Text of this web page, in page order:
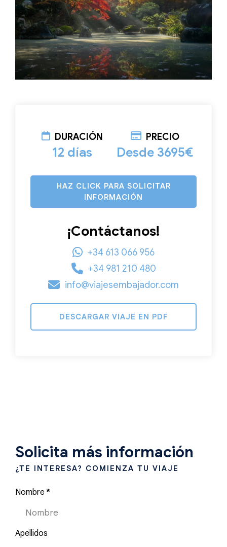
DURACIÓN
12 días
PRECIO
Desde 3695€
HAZ CLICK PARA SOLICITAR
INFORMACIÓN
¡Contáctanos!
+34 613 066 956
+34 981 210 480
info@viajesembajador.com
DESCARGAR VIAJE EN PDF
Solicita más información
¿TE INTERESA? COMIENZA TU VIAJE
Nombre *
Apellidos